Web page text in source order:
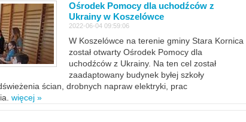
Ośrodek Pomocy dla uchodźców z
Ukrainy w Koszelówce
2022-06-04 09:59:06
W Koszelówce na terenie gminy Stara Kornica
został otwarty Ośrodek Pomocy dla
uchodźców z Ukrainy. Na ten cel został
zaadaptowany budynek byłej szkoły
ścian, drobnych napraw elektryki, prac
więcej »